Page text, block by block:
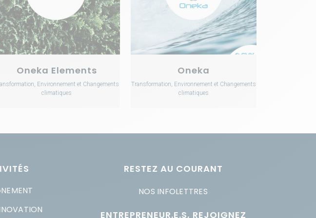
Oneka Elements
Environnement et Changements
climatiques
Oneka
Transformation, Environnement et Changements
climatiques
RESTEZ AU COURANT
NOS INFOLETTRES
ENTREPRENEUR.E.S, REJOIGNEZ